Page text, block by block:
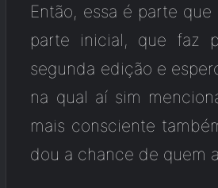
Então, essa é parte
parte inicial, que faz
segunda edição e
na qual aí sim
mais consciente
dou a chance de quem